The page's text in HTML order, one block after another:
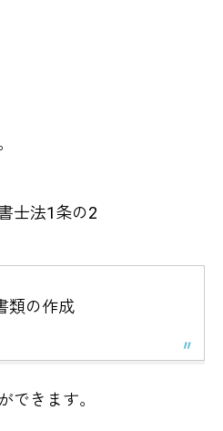
士法1条の2
類の作成
できます。